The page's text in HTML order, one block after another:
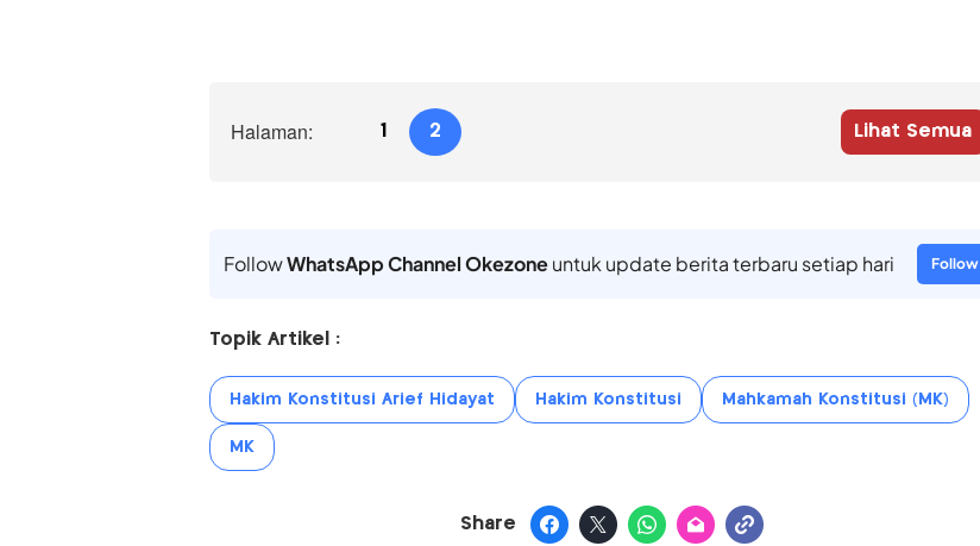
Halaman: 1 2 Lihat Semua
FollowWhatsApp Channel Okezoneuntuk update berita terbaru setiap hari Follow
Topik Artikel :
Hakim Konstitusi Arief Hidayat Hakim Konstitusi Mahkamah Konstitusi (MK)
MK
Share